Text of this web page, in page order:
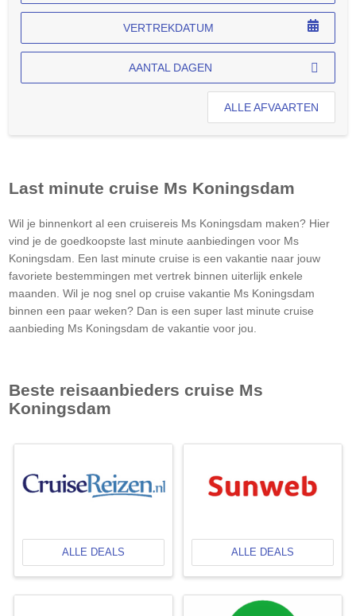
VERTREKDATUM
AANTAL DAGEN
ALLE AFVAARTEN
Last minute cruise Ms Koningsdam
Wil je binnenkort al een cruisereis Ms Koningsdam maken? Hier
vind je de goedkoopste last minute aanbiedingen voor Ms
Koningsdam . Een last minute cruise is een vakantie naar jouw
favoriete bestemmingen met vertrek binnen uiterlijk enkele
maanden. Wil je nog snel op cruise vakantie Ms Koningsdam
binnen een paar weken? Dan is een super last minute cruise
aanbieding Ms Koningsdam de vakantie voor jou.
Beste reisaanbieders cruise Ms
Koningsdam
ALLE DEALS ALLE DEALS